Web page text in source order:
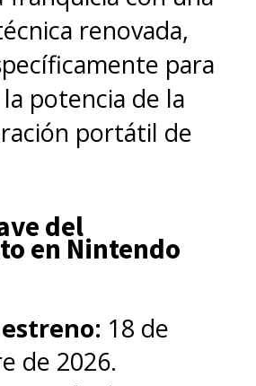
y con un
de 200
revivir "The
por este lado del
simplemente
enla
streaming HBO
renovada,
para
potencia de la
portátil de
del
en Nintendo
18 de
de 2026.